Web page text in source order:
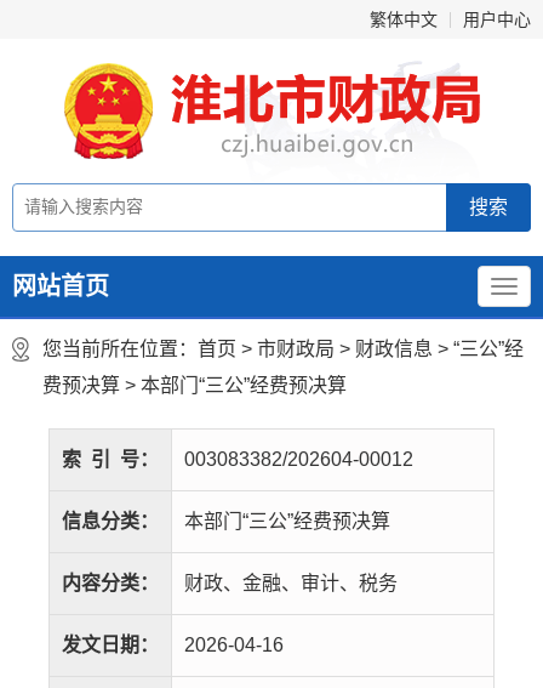
繁体中文 用户中心
网站首页
您当前所在位置： 首页 > 市财政局 > 财政信息 > “三公”经
费预决算 > 本部门“三公”经费预决算
索 引 号： 003083382/202604-00012
信息分类： 本部门“三公”经费预决算
内容分类： 财政、金融、审计、税务
发文日期： 2026-04-16